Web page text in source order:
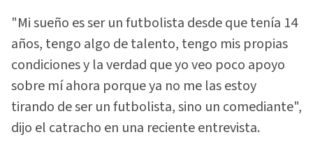
"Mi sueño es ser un futbolista desde que tenía 14
años, tengo algo de talento, tengo mis propias
condiciones y la verdad que yo veo poco apoyo
sobre mí ahora porque ya no me las estoy
tirando de ser un futbolista, sino un comediante",
dijo el catracho en una reciente entrevista.